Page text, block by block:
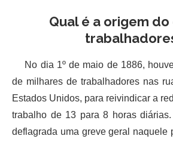
Qual é a origem
No dia 1º de maio de 1886,
de milhares de trabalhadores nas
Estados Unidos, para reivindicar a
trabalho de 13 para 8 horas
deflagrada uma greve geral naquele